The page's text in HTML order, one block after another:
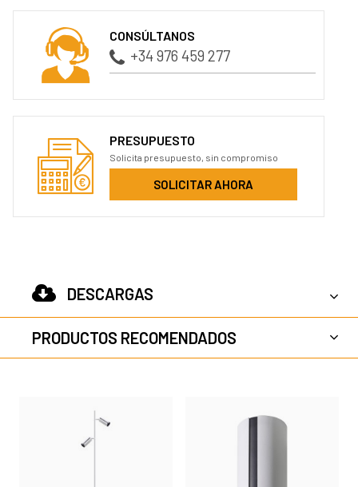
CONSÚLTANOS
+34 976 459 277
PRESUPUESTO
Solicita presupuesto, sin compromiso
SOLICITAR AHORA
DESCARGAS
PRODUCTOS RECOMENDADOS